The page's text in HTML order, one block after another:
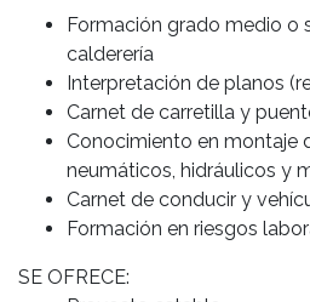
Formación grado medio o
calderería
Interpretación de planos
Carnet de carretilla y
Conocimiento en montaje
neumáticos, hidráulicos y
Carnet de conducir y
Formación en riesgos
SE OFRECE: